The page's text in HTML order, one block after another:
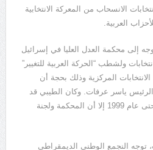
الانسحاب من المعركة الانتخابية
العربية.
إلى محكمة العدل العليا في إسرائيل
ولشطب “الحركة العربية للتغيير”
المركزية وذلك بحجة أن
ياسر عرفات. وكان الطيبي قد
شغل هذا المنصب عام 1993 وحتى عام 1999 إلا أن المحكمة ولجنة
توجه النجمع الوطني الديمقراطي